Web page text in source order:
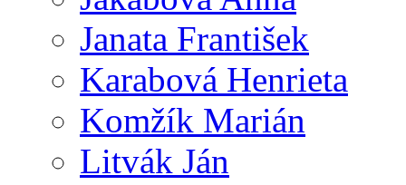
Janata František
Karabová Henrieta
Komžík Marián
Litvák Ján